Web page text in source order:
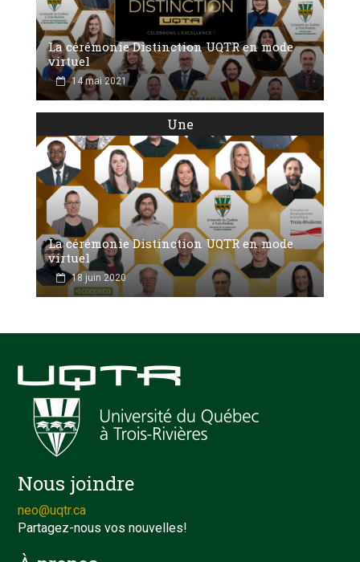
La cérémonie Distinction UQTR en mode
virtuel
14 mai 2021
Une
La cérémonie Distinction UQTR en mode
virtuel
18 juin 2020
Nous joindre
neo@uqtr.ca
Partagez-nous vos nouvelles!